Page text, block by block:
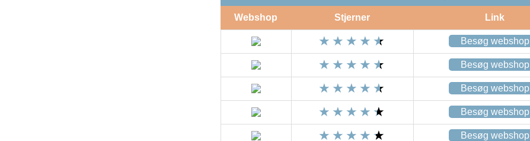
Webshop Stjerner Link
Besøg webshop
Besøg webshop
Besøg webshop
Besøg webshop
Besøg webshop